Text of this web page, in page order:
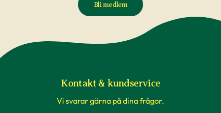
Bli medlem
Kontakt & kundservice
Vi svarar gärna på dina frågor.